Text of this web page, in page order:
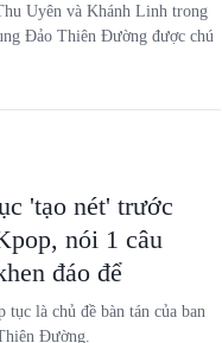
Uyên và Khánh Linh trong
Đảo Thiên Đường được chú
'tạo nét' trước
nói 1 câu
đáo để
là chủ đề bàn tán của ban
Đường.